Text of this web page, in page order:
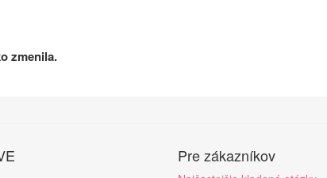
zmenila.
Pre zákazníkov